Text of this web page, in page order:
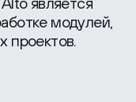
модулей,
проектов.